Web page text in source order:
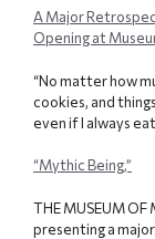
A Major
Opening at
“No matter how
cookies, and
even if I always
“Mythic Being,”
THE MUSEUM OF
presenting a